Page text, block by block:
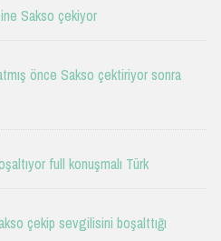
Sakso çekiyor
önce Sakso çektiriyor sonra
full konuşmalı Türk
çekip sevgilisini boşalttığı